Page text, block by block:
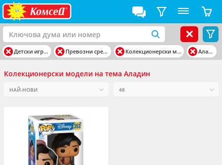
Детски играчки Превозни средства Колекционерски модели Аладин
Колекционерски модели на тема Аладин